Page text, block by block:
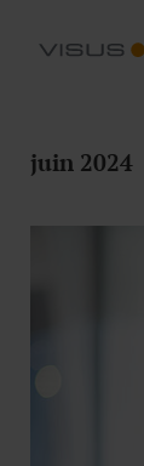
juin 2024